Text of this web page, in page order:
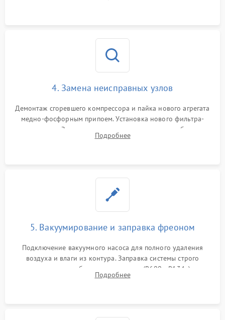
4. Замена неисправных узлов
Демонтаж сгоревшего компрессора и пайка нового агрегата
медно-фосфорным припоем. Установка нового фильтра-
осушителя. Замена изношенных вентиляторов обдува,
сломанных заслонок или поврежденных дверных петель.
Подробнее
5. Вакуумирование и заправка фреоном
Подключение вакуумного насоса для полного удаления
воздуха и влаги из контура. Заправка системы строго
дозированным объемом хладагента (R600a, R134a) по
электронным весам. Контроль рабочего давления в системе.
Подробнее